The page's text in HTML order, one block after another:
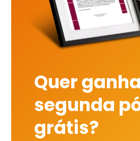
Quer
segunda
grátis?